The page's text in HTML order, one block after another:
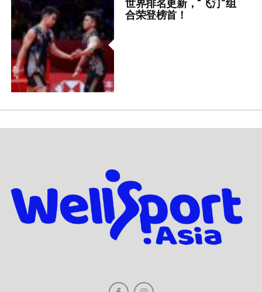
世界排名更新，“飞汀”组
合荣登榜首！